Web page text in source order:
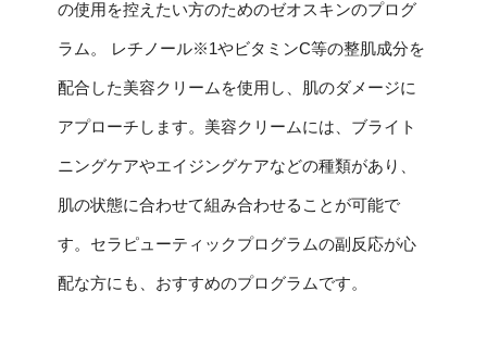
の使用を控えたい方のためのゼオスキンのプログ
ラム。 レチノール※1やビタミンC等の整肌成分を
配合した美容クリームを使用し、肌のダメージに
アプローチします。美容クリームには、ブライト
ニングケアやエイジングケアなどの種類があり、
肌の状態に合わせて組み合わせることが可能で
す。セラピューティックプログラムの副反応が心
配な方にも、おすすめのプログラムです。